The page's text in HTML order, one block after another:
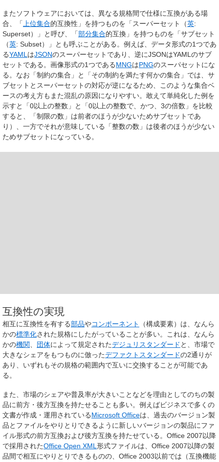
またソフトウェアにおいては、異なる規格間で仕様に互換がある場
合、「 上位集合的互換性」を持つものを「スーパーセット（英:
Superset）」と呼び、「部分集合的互換」を持つものを「サブセット
（英: Subset）」とも呼ぶことがある。例えば、データ形式の1つであ
るYAML はJSONのスーパーセットであり、逆にJSONはYAMLのサブ
セットである。画像形式の1つであるMNGはPNGのスーパセットにな
る。なお「制約の集合」と「その制約を満たす何かの集合」では、サ
ブセットとスーパーセットの対応が逆になるため、このような集合ベ
ースの考え方もまた混乱の原因になりやすい。敢えて単純化した例を
示すと「0以上の整数」と「0以上の整数で、かつ、3の倍数」を比較
すると、「制限の数」は前者のほうが少ないためサブセットであ
り）、一方でそれが意味している「整数の数」は後者のほうが少ない
ためサブセットになっている。
互換性の実現
相互に互換性を有する部品やコンポーネント
（構成要素）は、なんら
かの標準化された規格にしたがっていることが多い。これは、なんら
かの機関 団体によって規定されたデジュリスタンダード と、市場で
大きなシェアをもつものに倣ったデファクトスタンダードの2通りが
あり、いずれもその規格の範囲内で互いに交換することが可能であ
る。
また、市場のシェアや普及率が大きいことなどを理由としてのちの製
品に前方・後方互換を持たせることも多い。例えばビジネスで多くの
文書が作成・運用されているMicrosoft Officeは、過去のバージョン製
品とファイルをやりとりできるように新しいバージョンの製品にファ
イル形式の前方互換および後方互換を持たせている。Office 2007以降
で採用されたOffice Open XML形式ファイルは、Office 2007以降の製
品間で相互にやりとりできるものの、Office 2003以前では（互換機能